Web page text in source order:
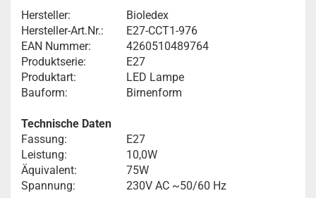
Hersteller:
Bioledex
Hersteller-Art.Nr.:
E27-CCT1-976
EAN Nummer:
4260510489764
Produktserie:
E27
Produktart:
LED Lampe
Bauform:
Birnenform
Technische Daten
Fassung:
E27
Leistung:
10,0W
Äquivalent:
75W
Spannung:
230V AC ~50/60 Hz